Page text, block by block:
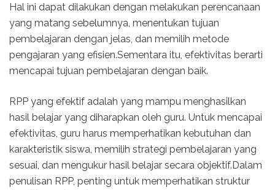
Hal ini dapat dilakukan dengan melakukan perencanaan
yang matang sebelumnya, menentukan tujuan
pembelajaran dengan jelas, dan memilih metode
pengajaran yang efisien.Sementara itu, efektivitas berarti
mencapai tujuan pembelajaran dengan baik.
RPP yang efektif adalah yang mampu menghasilkan
hasil belajar yang diharapkan oleh guru. Untuk mencapai
efektivitas, guru harus memperhatikan kebutuhan dan
karakteristik siswa, memilih strategi pembelajaran yang
sesuai, dan mengukur hasil belajar secara objektif.Dalam
penulisan RPP, penting untuk memperhatikan struktur